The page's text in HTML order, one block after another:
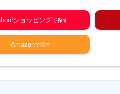
ショッピング
Amazon